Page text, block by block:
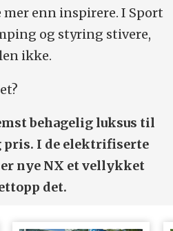
enn inspirere. I Sport
og styring stivere,
ikke.
behagelig luksus til
pris. I de elektrifiserte
nye NX et vellykket
det.